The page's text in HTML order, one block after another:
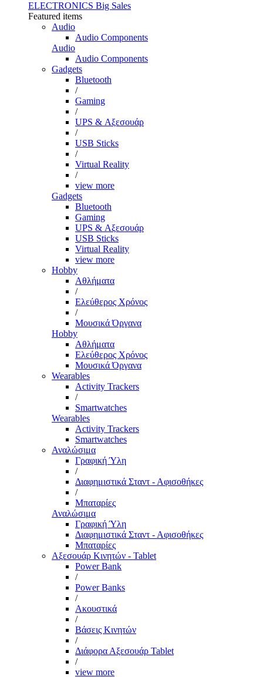
ELECTRONICS Big Sales
Featured items
Audio
Audio Components
Audio
Audio Components
Gadgets
Bluetooth
/
Gaming
/
UPS & Αξεσουάρ
/
USB Sticks
/
Virtual Reality
/
view more
Gadgets
Bluetooth
Gaming
UPS & Αξεσουάρ
USB Sticks
Virtual Reality
view more
Hobby
Αθλήματα
/
Ελεύθερος Χρόνος
/
Μουσικά Όργανα
Hobby
Αθλήματα
Ελεύθερος Χρόνος
Μουσικά Όργανα
Wearables
Activity Trackers
/
Smartwatches
Wearables
Activity Trackers
Smartwatches
Αναλώσιμα
Γραφική Ύλη
/
Διαφημιστικά Σταντ - Αφισοθήκες
/
Μπαταρίες
Αναλώσιμα
Γραφική Ύλη
Διαφημιστικά Σταντ - Αφισοθήκες
Μπαταρίες
Αξεσουάρ Κινητών - Tablet
Power Bank
/
Power Banks
/
Ακουστικά
/
Βάσεις Κινητών
/
Διάφορα Αξεσουάρ Tablet
/
view more